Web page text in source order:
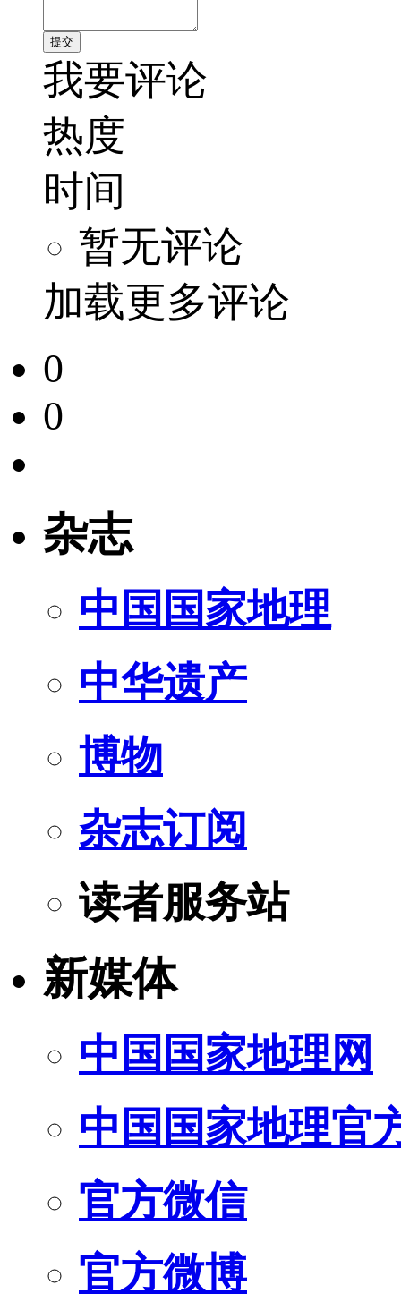
我要评论
热度
时间
暂无评论
加载更多评论
0
0
杂志
中国国家地理
中华遗产
博物
杂志订阅
读者服务站
新媒体
中国国家地理网
中国国家地理官
官方微信
官方微博